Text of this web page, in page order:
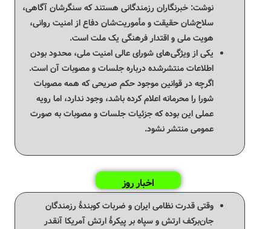
نوشت: خبرنگاران رزمندگانی هستند که سنگرشان آگاهی،
سلاح‌شان حقیقت و مأموریت‌شان دفاع از امنیت روانی،
هویت ملی و اقتدار فرهنگی یک ملت است.
یکی از ویژگی‌های شورای عالی امنیت ملی، محدود بودن
اطلاعات منتشرشده درباره جلسات و مصوبات آن است.
اگرچه در قوانین موجود حکم صریحی که همه مصوبات
شورا را محرمانه اعلام کرده باشد، وجود ندارد، اما رویه
عملی این بوده که جزئیات جلسات و مصوبات به صورت
عمومی منتشر نشود.
اخبار روز
وقتی قدرت نظامی ایران و ضربات کوبندهٔ رزمندگان
جان‌برکف ارتش و سپاه بر پیکرهٔ ارتش آمریکا آنقدر